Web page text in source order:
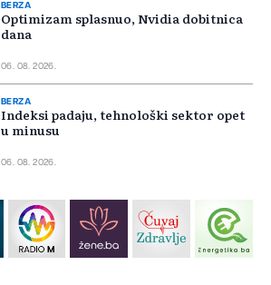
BERZA
Optimizam splasnuo, Nvidia dobitnica
dana
06. 08. 2026.
BERZA
Indeksi padaju, tehnološki sektor opet
u minusu
06. 08. 2026.